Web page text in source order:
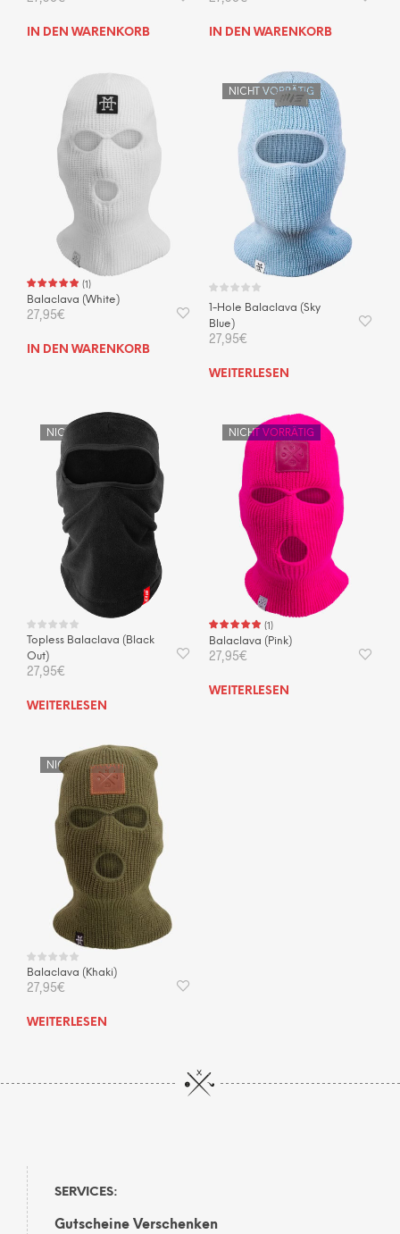
IN DEN WARENKORB IN DEN WARENKORB
(1 )
Balaclava (White)
27,95€
IN DEN WARENKORB
NICHT VORRÄTIG
1-Hole Balaclava (Sky
Blue)
27,95€
WEITERLESEN
NICHT VORRÄTIG
Topless Balaclava (Black
Out)
27,95€
WEITERLESEN
NICHT VORRÄTIG
(1 )
Balaclava (Pink)
27,95€
WEITERLESEN
NICHT VORRÄTIG
Balaclava (Khaki)
27,95€
WEITERLESEN
SERVICES:
Gutscheine Verschenken